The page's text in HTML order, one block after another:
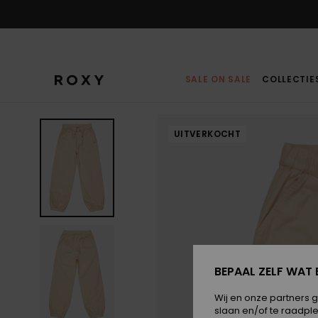
SALE ON SALE
UITVERKOCHT
BEPAAL ZELF WAT
Wij en onze partners
slaan en/of te